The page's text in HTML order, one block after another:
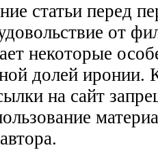
статьи перед
от
некоторые
долей иронии.
на сайт